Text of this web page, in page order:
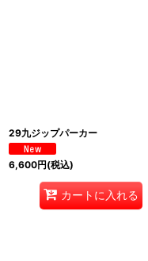
29九ジップパーカー
6,600円(税込)
カートに入れる